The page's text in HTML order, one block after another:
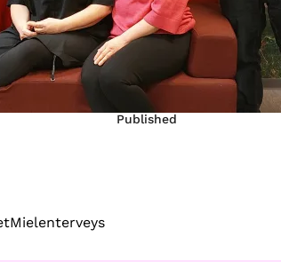
Published
Mielenterveys